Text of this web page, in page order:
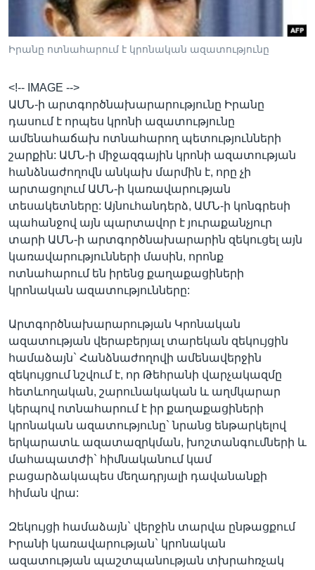
Լեզուներ
Իրանը ոտնահարում է կրոնական ազատությունը
<!-- IMAGE -->
ԱՄՆ-ի արտգործնախարարությունը Իրանը
դասում է որպես կրոնի ազատությունը
ամենահաճախ ոտնահարող պետությունների
շարքին: ԱՄՆ-ի միջազգային կրոնի ազատության
հանձնաժողովն անկախ մարմին է, որը չի
արտացոլում ԱՄՆ-ի կառավարության
տեսակետները: Այնուհանդերձ, ԱՄՆ-ի կոնգրեսի
պահանջով այն պարտավոր է յուրաքանչյուր
տարի ԱՄՆ-ի արտգործնախարարին զեկուցել այն
կառավարությունների մասին, որոնք
ոտնահարում են իրենց քաղաքացիների
կրոնական ազատությունները:
Արտգործնախարարության Կրոնական
ազատության վերաբերյալ տարեկան զեկույցին
համաձայն` Հանձնաժողովի ամենավերջին
զեկույցում նշվում է, որ Թեհրանի վարչակազմը
հետևողական, շարունակական և աղմկարար
կերպով ոտնահարում է իր քաղաքացիների
կրոնական ազատությունը` նրանց ենթարկելով
երկարատև ազատազրկման, խոշտանգումների և
մահապատժի` հիմնականում կամ
բացարձակապես մեղադրյալի դավանանքի
հիման վրա:
Զեկույցի համաձայն` վերջին տարվա ընթացքում
Իրանի կառավարության` կրոնական
ազատության պաշտպանության տխրահռչակ